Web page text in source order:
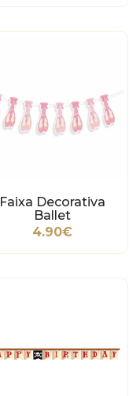
Faixa Decorativa
Ballet
4.90€